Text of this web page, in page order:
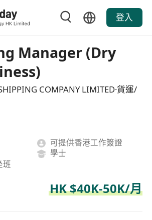
登入
Manager (Dry
COMPANY LIMITED·貨運/
可提供香港工作簽證
學士
班
HK $40K-50K/月